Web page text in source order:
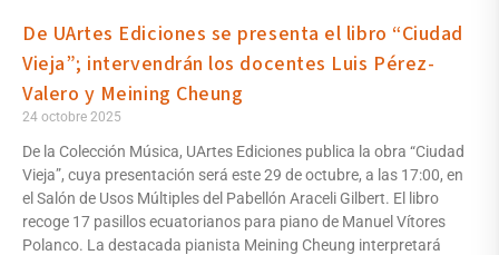
De UArtes Ediciones se presenta el libro “Ciudad
Vieja”; intervendrán los docentes Luis Pérez-
Valero y Meining Cheung
24 octobre 2025
De la Colección Música, UArtes Ediciones publica la obra “Ciudad
Vieja”, cuya presentación será este 29 de octubre, a las 17:00, en
el Salón de Usos Múltiples del Pabellón Araceli Gilbert. El libro
recoge 17 pasillos ecuatorianos para piano de Manuel Vítores
Polanco. La destacada pianista Meining Cheung interpretará